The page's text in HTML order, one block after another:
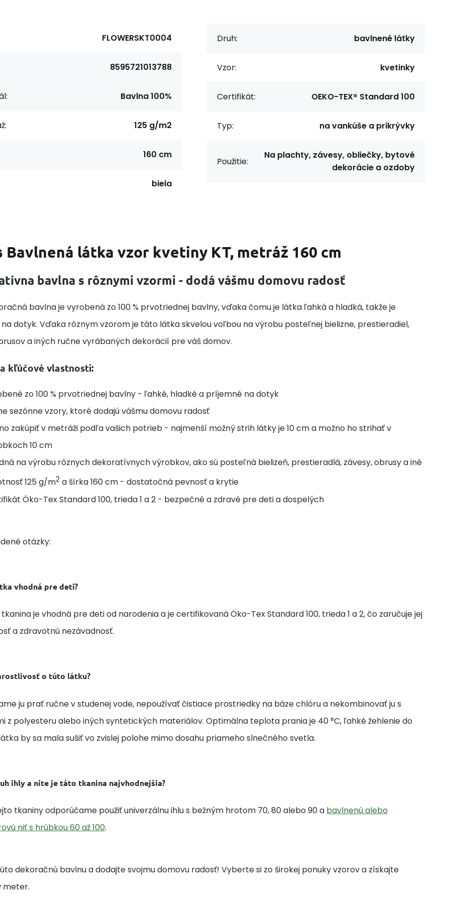
FLOWERSKT0004
8595721013788
Bavlna 100%
125 g/m2
160 cm
biela
Druh: bavlnené látky
Vzor: kvetinky
Certifikát: OEKO-TEX® Standard 100
Typ: na vankúše a prikrývky
Použitie:
Na plachty, závesy, obliečky, bytové
dekorácie a ozdoby
Bavlnená látka vzor kvetiny KT, metráž 160 cm
bavlna s rôznymi vzormi - dodá vášmu domovu radosť
bavlna je vyrobená zo 100 % prvotriednej bavlny, vďaka čomu je látka ľahká a hladká, takže je
dotyk. Vďaka rôznym vzorom je táto látka skvelou voľbou na výrobu posteľnej bielizne, prestieradiel,
a iných ručne vyrábaných dekorácií pre váš domov.
kľúčové vlastnosti:
zo 100 % prvotriednej bavlny - ľahké, hladké a príjemné na dotyk
sezónne vzory, ktoré dodajú vášmu domovu radosť
zakúpiť v metráži podľa vašich potrieb - najmenší možný strih látky je 10 cm a možno ho strihať v
10 cm
na výrobu rôznych dekoratívnych výrobkov, ako sú posteľná bielizeň, prestieradlá, závesy, obrusy a iné
125 g/m2 a šírka 160 cm - dostatočná pevnosť a krytie
Öko-Tex Standard 100, trieda 1 a 2 - bezpečné a zdravé pre deti a dospelých
otázky:
vhodná pre deti?
je vhodná pre deti od narodenia a je certifikovaná Öko-Tex Standard 100, trieda 1 a 2, čo zaručuje jej
a zdravotnú nezávadnosť.
o túto látku?
ju prať ručne v studenej vode, nepoužívať čistiace prostriedky na báze chlóru a nekombinovať ju s
z polyesteru alebo iných syntetických materiálov. Optimálna teplota prania je 40 °C, ľahké žehlenie do
by sa mala sušiť vo zvislej polohe mimo dosahu priameho slnečného svetla.
ihly a nite je táto tkanina najvhodnejšia?
tkaniny odporúčame použiť univerzálnu ihlu s bežným hrotom 70, 80 alebo 90 a bavlnenú alebo
niť s hrúbkou 60 až 100.
dekoračnú bavlnu a dodajte svojmu domovu radosť! Vyberte si zo širokej ponuky vzorov a získajte
meter.